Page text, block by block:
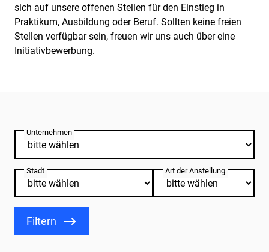
sich auf unsere offenen Stellen für den Einstieg in
Praktikum, Ausbildung oder Beruf. Sollten keine freien
Stellen verfügbar sein, freuen wir uns auch über eine
Initiativbewerbung.
Unternehmen
Stadt Art der Anstellung
Filtern